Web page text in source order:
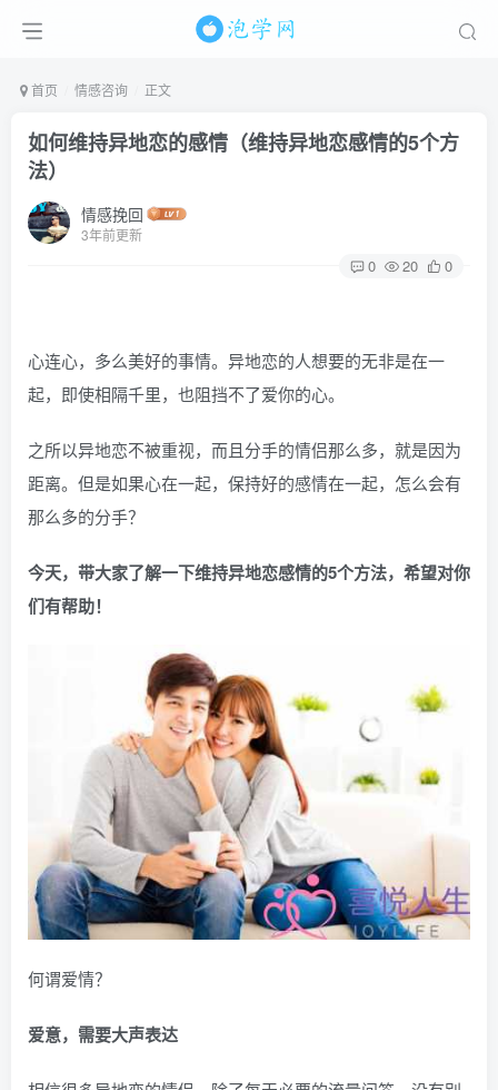
首页 情感咨询 正文
如何维持异地恋的感情（维持异地恋感情的5个方
法）
情感挽回
3年前更新
0 20 0
心连心，多么美好的事情。异地恋的人想要的无非是在一
起，即使相隔千里，也阻挡不了爱你的心。
之所以异地恋不被重视，而且分手的情侣那么多，就是因为
距离。但是如果心在一起，保持好的感情在一起，怎么会有
那么多的分手？
今天，带大家了解一下维持异地恋感情的5个方法，希望对你
们有帮助！
何谓爱情？
爱意，需要大声表达